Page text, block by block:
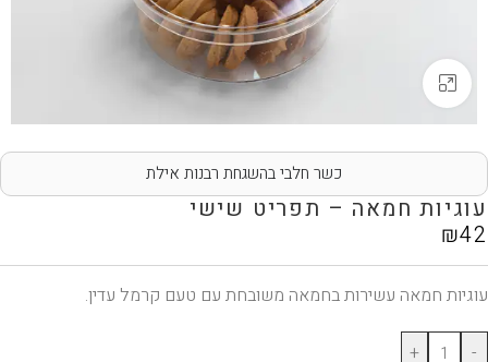
Click to enlarge
כשר חלבי בהשגחת רבנות אילת
עוגיות חמאה – תפריט שישי
₪42
עוגיות חמאה עשירות בחמאה משובחת עם טעם קרמל עדין.
-
+